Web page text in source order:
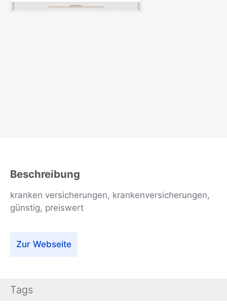
Beschreibung
kranken versicherungen, krankenversicherungen,
günstig, preiswert
Zur Webseite
Tags